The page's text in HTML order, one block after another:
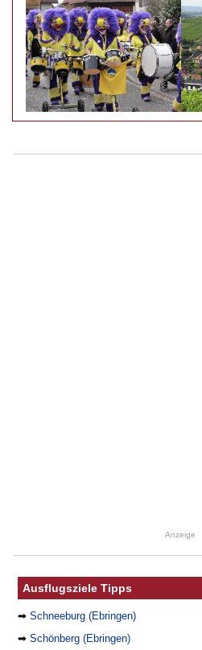
Anzeige
Ausflugsziele Tipps
➡Schneeburg (Ebringen)
➡Schönberg (Ebringen)